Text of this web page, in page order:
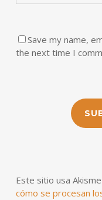
Save my name,
the next time I
Este sitio usa
cómo se procesan